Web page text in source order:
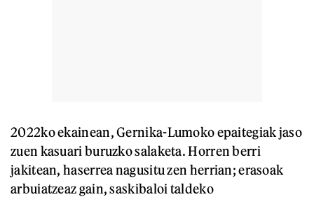
2022ko ekainean, Gernika-Lumoko epaitegiak jaso
zuen kasuari buruzko salaketa. Horren berri
jakitean, haserrea nagusitu zen herrian; erasoak
arbuiatzeaz gain, saskibaloi taldeko